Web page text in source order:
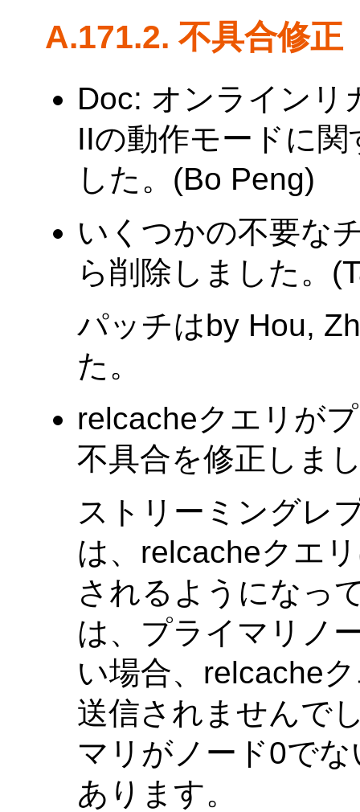
A.171.2. 不具合修正
Doc: オンラインリ
IIの動作モードに
した。(Bo Peng)
いくつかの不要な
ら削除しました。
パッチはby Hou,
た。
relcacheクエリが
不具合を修正しま
ストリーミングレ
は、relcacheクエ
されるようになっ
は、プライマリノ
い場合、relcache
送信されませんで
マリがノード0で
あります。